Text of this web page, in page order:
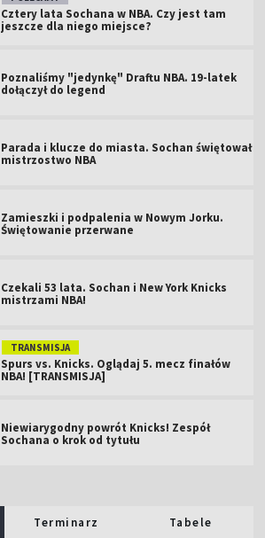
Cztery lata Sochana w NBA. Czy jest tam
jeszcze dla niego miejsce?
Poznaliśmy "jedynkę" Draftu NBA. 19-latek
dołączył do legend
Parada i klucze do miasta. Sochan świętował
mistrzostwo NBA
Zamieszki i podpalenia w Nowym Jorku.
Świętowanie przerwane
Czekali 53 lata. Sochan i New York Knicks
mistrzami NBA!
TRANSMISJA
Spurs vs. Knicks. Oglądaj 5. mecz finałów
NBA! [TRANSMISJA]
Niewiarygodny powrót Knicks! Zespół
Sochana o krok od tytułu
Terminarz Tabele